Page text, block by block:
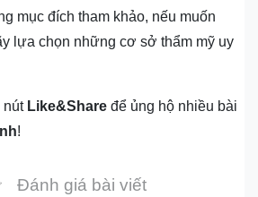
mục đích tham khảo, nếu muốn
lựa chọn những cơ sở thẩm mỹ uy
nút Like&Share để ủng hộ nhiều bài
!
Đánh giá bài viết